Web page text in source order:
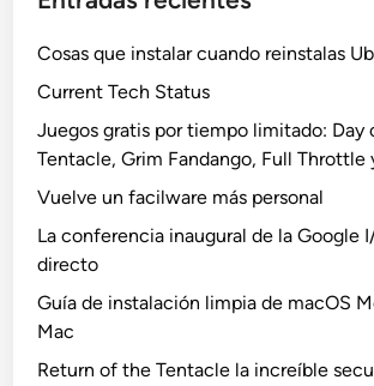
Cosas que instalar cuando reinstalas
Current Tech Status
Juegos gratis por tiempo limitado: Day
Tentacle, Grim Fandango, Full Throttle
Vuelve un facilware más personal
La conferencia inaugural de la Google
directo
Guía de instalación limpia de macOS
Mac
Return of the Tentacle la increíble